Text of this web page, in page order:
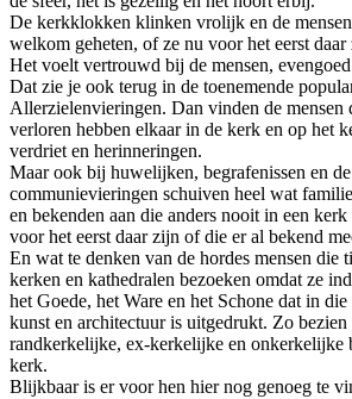
De kerkklokken klinken vrolijk en de
welkom geheten, of ze nu voor het eerst
Het voelt vertrouwd bij de mensen,
Dat zie je ook terug in de toenemende
Allerzielenvieringen. Dan vinden de mensen
verloren hebben elkaar in de kerk en op het
verdriet en herinneringen.
Maar ook bij huwelijken, begrafenissen en de
communievieringen schuiven heel wat
en bekenden aan die anders nooit in een
voor het eerst daar zijn of die er al bekend
En wat te denken van de hordes mensen die
kerken en kathedralen bezoeken omdat ze
het Goede, het Ware en het Schone dat in
kunst en architectuur is uitgedrukt. Zo
randkerkelijke, ex-kerkelijke en onkerkelijke
kerk.
Blijkbaar is er voor hen hier nog genoeg te